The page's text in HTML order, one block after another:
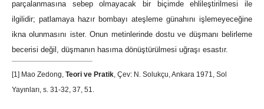
parçalanmasına sebep olmayacak bir biçimde ehlileştirilmesi ile
ilgilidir; patlamaya hazır bombayı ateşleme günahını işlemeyeceğine
ikna olunmasını ister. Onun metinlerinde dostu ve düşmanı belirleme
becerisi değil, düşmanın hasıma dönüştürülmesi uğraşı esastır.
[1] Mao Zedong, Teori ve Pratik, Çev: N. Solukçu, Ankara 1971, Sol
Yayınları, s. 31-32, 37, 51.